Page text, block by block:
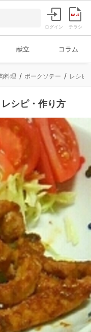
ログイン チラシ
献立 コラム
料理 ポークソテー レシピ
シピ・作り方